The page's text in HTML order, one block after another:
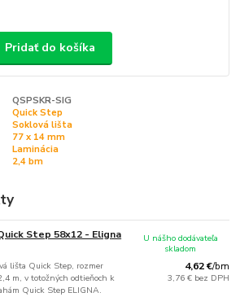
Pridať do košíka
QSPSKR-SIG
Quick Step
Soklová lišta
77 x 14 mm
Laminácia
2,4 bm
Step 58x12 - Eligna
lišta Quick Step, rozmer
m, v totožných odtieňoch k
Quick Step ELIGNA.
4,62 €/bm
3,76 € bez DPH
U nášho dodávateľa
skladom